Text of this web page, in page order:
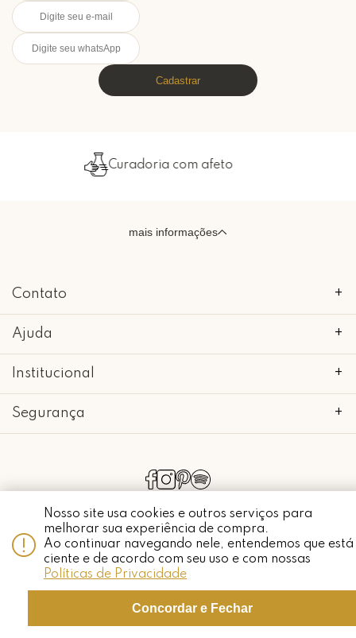
Nosso site usa cookies e outros serviços para
melhorar sua experiência de compra.
Ao continuar navegando nele, entendemos que está
ciente e de acordo com seu uso e com nossas
Políticas de Privacidade
Concordar e Fechar
Cadastrar
Curadoria com afeto
Whatsapp
mais informações
Contato +
Ajuda +
Institucional +
Segurança +
direitos reservados.